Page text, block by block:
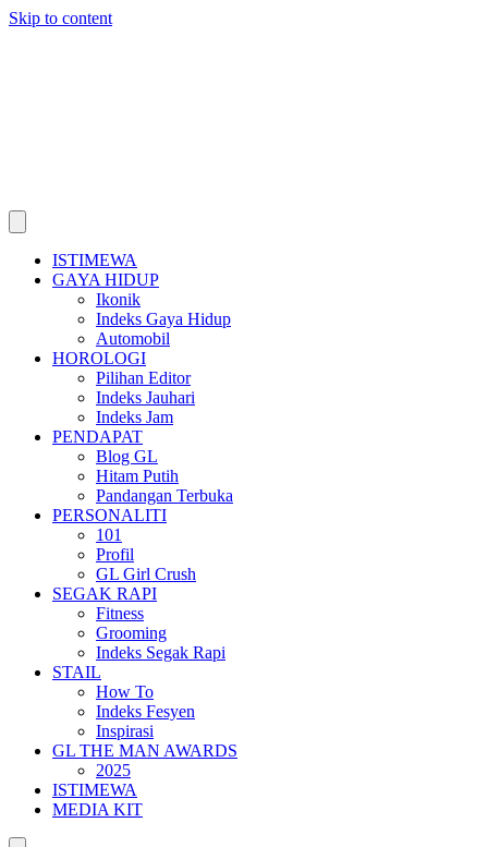
Skip to content
ISTIMEWA
GAYA HIDUP
Ikonik
Indeks Gaya Hidup
Automobil
HOROLOGI
Pilihan Editor
Indeks Jauhari
Indeks Jam
PENDAPAT
Blog GL
Hitam Putih
Pandangan Terbuka
PERSONALITI
101
Profil
GL Girl Crush
SEGAK RAPI
Fitness
Grooming
Indeks Segak Rapi
STAIL
How To
Indeks Fesyen
Inspirasi
GL THE MAN AWARDS
2025
ISTIMEWA
MEDIA KIT